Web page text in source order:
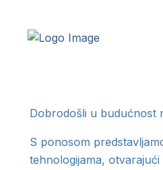
Dobrodošli u budućnost
S ponosom
tehnologijama,